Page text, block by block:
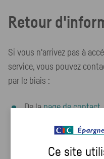
Retour
Si vous n'arrivez pas à
service, vous pouvez
par le biais :
De lapage de contact
De la messagerie
Ce site